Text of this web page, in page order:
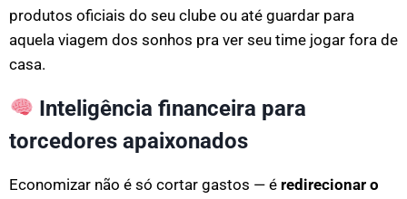
produtos oficiais do seu clube ou até guardar para
aquela viagem dos sonhos pra ver seu time jogar fora de
casa.
Inteligência financeira para
torcedores apaixonados
Economizar não é só cortar gastos — é redirecionar o